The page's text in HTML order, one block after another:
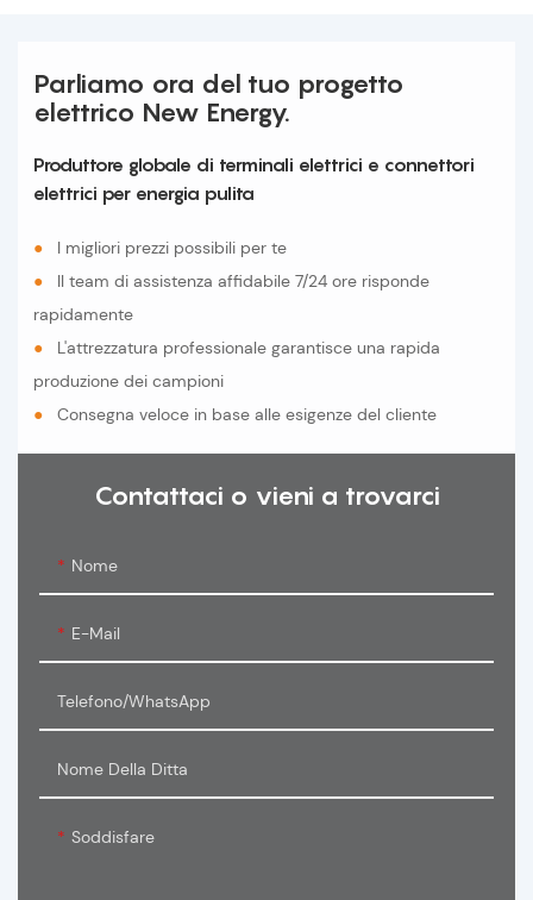
Parliamo ora del tuo progetto
elettrico New Energy.
Produttore globale di terminali elettrici e connettori
elettrici per energia pulita
●
I migliori prezzi possibili per te
●
Il team di assistenza affidabile 7/24 ore risponde
rapidamente
●
L'attrezzatura professionale garantisce una rapida
produzione dei campioni
●
Consegna veloce in base alle esigenze del cliente
Contattaci o vieni a trovarci
Nome
E-Mail
Telefono/WhatsApp
Nome Della Ditta
Soddisfare